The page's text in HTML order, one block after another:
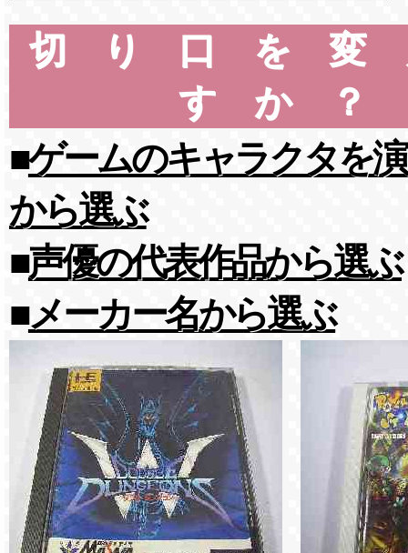
切り口を
すか？
■ゲームのキャラクタを
から選ぶ
■声優の代表作品から選ぶ
■メーカー名から選ぶ